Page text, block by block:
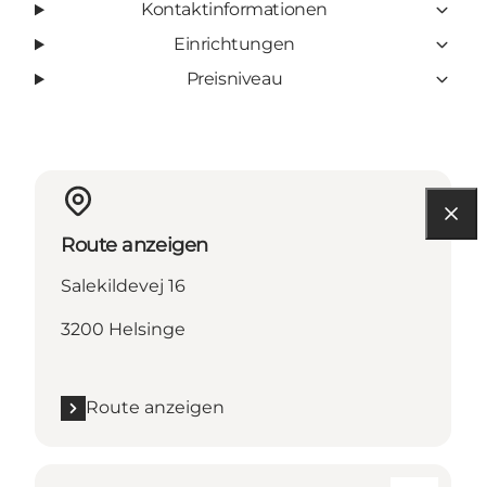
Kontaktinformationen
Einrichtungen
Preisniveau
Route anzeigen
Salekildevej 16
3200 Helsinge
Route anzeigen